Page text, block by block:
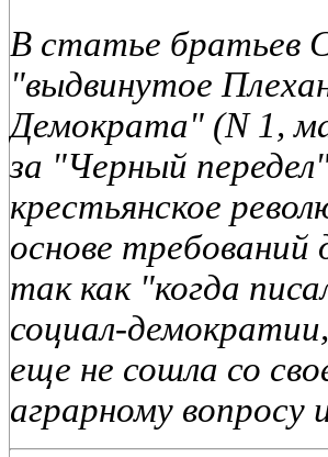
В статье братьев
"выдвинутое
Демократа" (N 1,
за "Черный
крестьянское
основе требований
так как "когда
социал-
еще не сошла со
аграрному вопросу